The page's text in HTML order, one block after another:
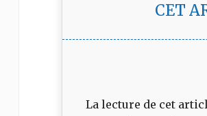
CET
La lecture de cet